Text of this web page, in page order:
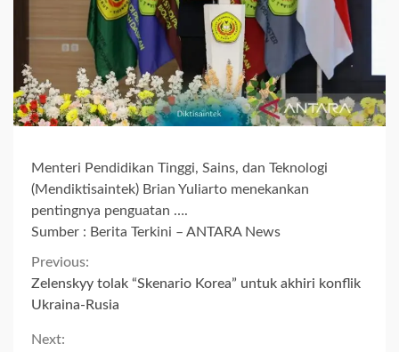
Menteri Pendidikan Tinggi, Sains, dan Teknologi
(Mendiktisaintek) Brian Yuliarto menekankan
pentingnya penguatan ….
Sumber : Berita Terkini – ANTARA News
Continue
Reading
Previous:
Zelenskyy tolak “Skenario Korea” untuk akhiri konflik
Ukraina-Rusia
Next: